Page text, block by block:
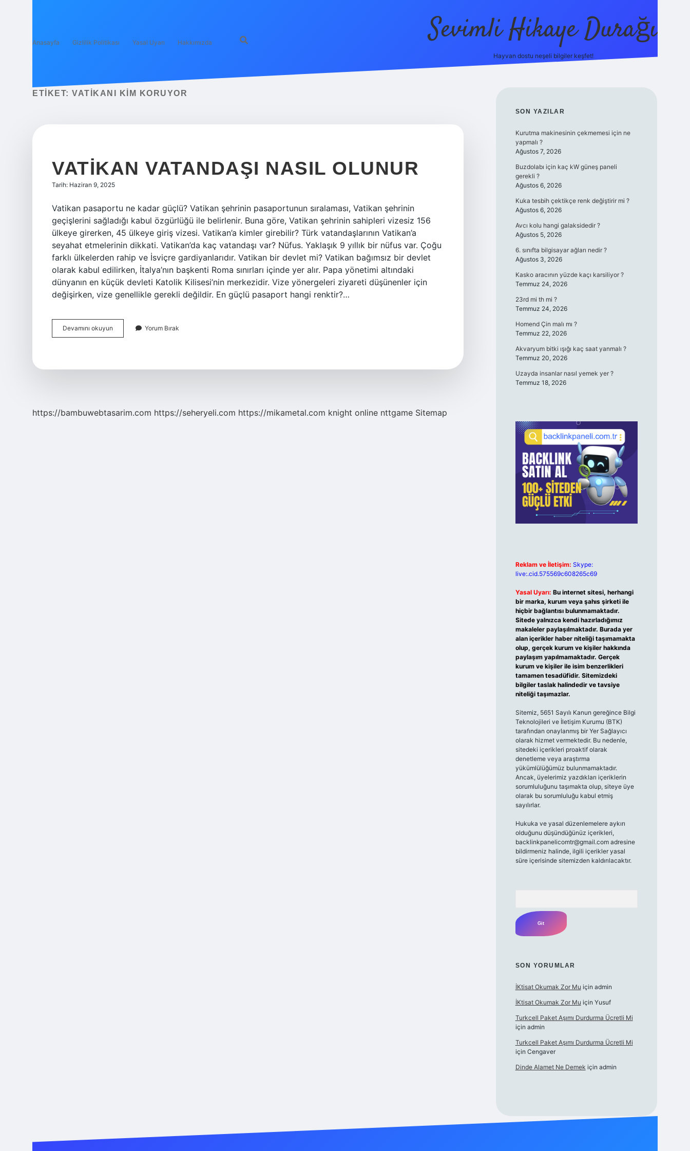
Anasayfa Gizlilik Politikası Yasal Uyarı Hakkımızda Sevimli Hikaye Durağı
Hayvan dostu neşeli bilgiler keşfet!
ETIKET: VATIKANI KIM KORUYOR
VATIKAN VATANDAŞI NASIL OLUNUR
Tarih: Haziran 9, 2025
Vatikan pasaportu ne kadar güçlü? Vatikan şehrinin pasaportunun sıralaması, Vatikan şehrinin
geçişlerini sağladığı kabul özgürlüğü ile belirlenir. Buna göre, Vatikan şehrinin sahipleri vizesiz 156
ülkeye girerken, 45 ülkeye giriş vizesi. Vatikan’a kimler girebilir? Türk vatandaşlarının Vatikan’a
seyahat etmelerinin dikkati. Vatikan’da kaç vatandaşı var? Nüfus. Yaklaşık 9 yıllık bir nüfus var. Çoğu
farklı ülkelerden rahip ve İsviçre gardiyanlarıdır. Vatikan bir devlet mi? Vatikan bağımsız bir devlet
olarak kabul edilirken, İtalya’nın başkenti Roma sınırları içinde yer alır. Papa yönetimi altındaki
dünyanın en küçük devleti Katolik Kilisesi’nin merkezidir. Vize yönergeleri ziyareti düşünenler için
değişirken, vize genellikle gerekli değildir. En güçlü pasaport hangi renktir?…
Devamını okuyun
Vatandaşı
Yorum Bırak
https://bambuwebtasarim.com https://seheryeli.com https://mikametal.com knight online nttgame Sitemap
SIDEBAR
SON YAZILAR
Kurutma makinesinin çekmemesi için ne
yapmalı ?
Ağustos 7, 2026
Buzdolabı için kaç kW güneş paneli
gerekli ?
Ağustos 6, 2026
Kuka tesbih çektikçe renk değiştirir mi ?
Ağustos 6, 2026
Avcı kolu hangi galaksidedir ?
Ağustos 5, 2026
6. sınıfta bilgisayar ağları nedir ?
Ağustos 3, 2026
Kasko aracının yüzde kaçı karsiliyor ?
Temmuz 24, 2026
23rd mi th mi ?
Temmuz 24, 2026
Homend Çin malı mı ?
Temmuz 22, 2026
Akvaryum bitki ışığı kaç saat yanmalı ?
Temmuz 20, 2026
Uzayda insanlar nasıl yemek yer ?
Temmuz 18, 2026
Reklam ve İletişim: Skype:
live:.cid.575569c608265c69
Yasal Uyarı: Bu internet sitesi, herhangi
bir marka, kurum veya şahıs şirketi ile
hiçbir bağlantısı bulunmamaktadır.
Sitede yalnızca kendi hazırladığımız
makaleler paylaşılmaktadır. Burada yer
alan içerikler haber niteliği taşımamakta
olup, gerçek kurum ve kişiler hakkında
paylaşım yapılmamaktadır. Gerçek
kurum ve kişiler ile isim benzerlikleri
tamamen tesadüfidir. Sitemizdeki
bilgiler taslak halindedir ve tavsiye
niteliği taşımazlar.
Sitemiz, 5651 Sayılı Kanun gereğince Bilgi
Teknolojileri ve İletişim Kurumu (BTK)
tarafından onaylanmış bir Yer Sağlayıcı
olarak hizmet vermektedir. Bu nedenle,
sitedeki içerikleri proaktif olarak
denetleme veya araştırma
yükümlülüğümüz bulunmamaktadır.
Ancak, üyelerimiz yazdıkları içeriklerin
sorumluluğunu taşımakta olup, siteye üye
olarak bu sorumluluğu kabul etmiş
sayılırlar.
Hukuka ve yasal düzenlemelere aykırı
olduğunu düşündüğünüz içerikleri,
backlinkpanelicomtr@gmail.comadresine
bildirmeniz halinde, ilgili içerikler yasal
süre içerisinde sitemizden kaldırılacaktır.
SON YORUMLAR
İKtisat Okumak Zor Mu için admin
İKtisat Okumak Zor Mu için Yusuf
Turkcell Paket Aşımı Durdurma Ücretli Mi
için admin
Turkcell Paket Aşımı Durdurma Ücretli Mi
için Cengaver
Dinde Alamet Ne Demek için admin